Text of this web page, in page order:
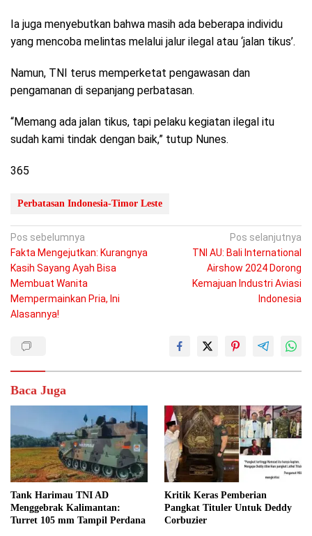
Ia juga menyebutkan bahwa masih ada beberapa individu
yang mencoba melintas melalui jalur ilegal atau ‘jalan tikus’.
Namun, TNI terus memperketat pengawasan dan
pengamanan di sepanjang perbatasan.
“Memang ada jalan tikus, tapi pelaku kegiatan ilegal itu
sudah kami tindak dengan baik,” tutup Nunes.
365
Perbatasan Indonesia-Timor Leste
Navigasi
pos
Pos sebelumnya
Fakta Mengejutkan: Kurangnya
Kasih Sayang Ayah Bisa
Membuat Wanita
Mempermainkan Pria, Ini
Alasannya!
Pos selanjutnya
TNI AU: Bali International
Airshow 2024 Dorong
Kemajuan Industri Aviasi
Indonesia
Baca Juga
Tank Harimau TNI AD
Menggebrak Kalimantan:
Turret 105 mm Tampil Perdana
Kritik Keras Pemberian
Pangkat Tituler Untuk Deddy
Corbuzier